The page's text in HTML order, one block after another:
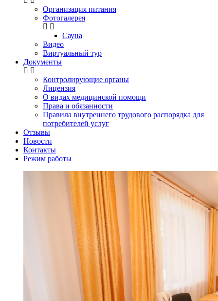
Организация питания
Фотогалерея
Сауна
Видео
Виртуальный тур
Документы
Контролирующие органы
Лицензия
О видах медицинской помощи
Права и обязанности
Правила внутреннего трудового распорядка для
потребителей услуг
Отзывы
Новости
Контакты
Режим работы